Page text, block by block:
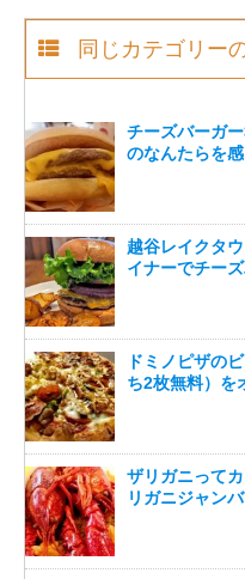
同じカテゴリー
チーズバーガ
のなんたらを感
越谷レイクタ
イナーでチー
ドミノピザの
ち2枚無料）を
ザリガニって
リガニジャン